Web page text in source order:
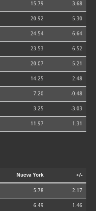
15.79 3.68
20.92 5.30
24.54 6.64
23.53 6.52
20.07 5.21
14.25 2.48
7.20 -0.48
3.25 -3.03
11.97 1.31
Nueva York +/-
5.78 2.17
6.49 1.46